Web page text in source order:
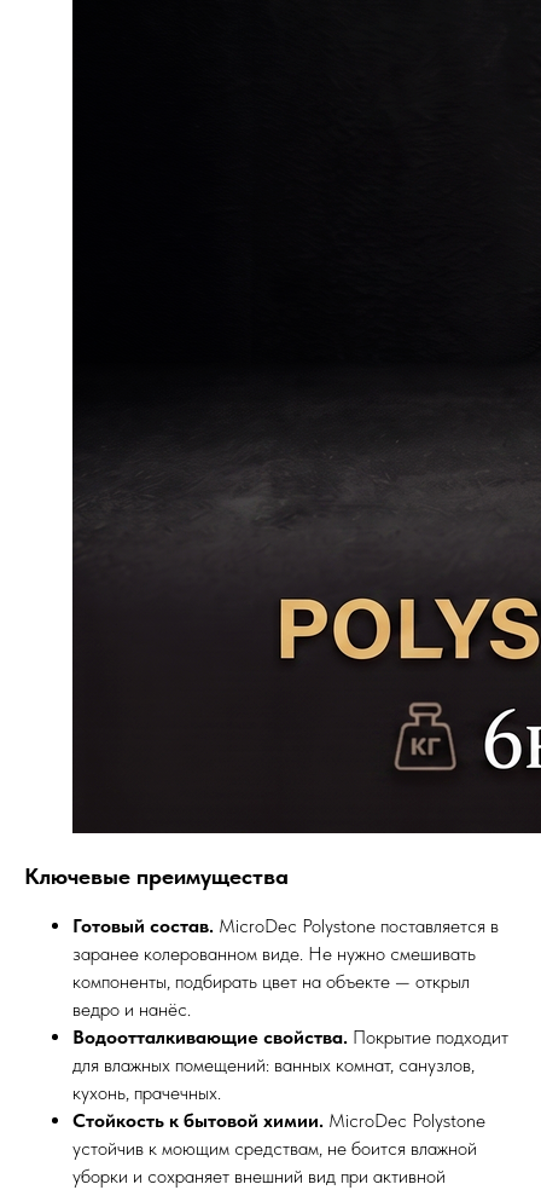
Ключевые преимущества
Готовый состав. MicroDec Polystone поставляется в
заранее колерованном виде. Не нужно смешивать
компоненты, подбирать цвет на объекте — открыл
ведро и нанёс.
Водоотталкивающие свойства. Покрытие подходит
для влажных помещений: ванных комнат, санузлов,
кухонь, прачечных.
Стойкость к бытовой химии. MicroDec Polystone
устойчив к моющим средствам, не боится влажной
уборки и сохраняет внешний вид при активной